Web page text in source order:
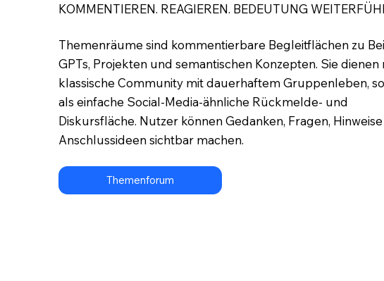
KOMMENTIEREN. REAGIEREN. BEDEUTUNG
Themenräume sind kommentierbare Begleitflächen zu
GPTs, Projekten und semantischen Konzepten. Sie dienen
klassische Community mit dauerhaftem Gruppenleben,
als einfache Social-Media-ähnliche Rückmelde- und
Diskursfläche. Nutzer können Gedanken, Fragen,
Anschlussideen sichtbar machen.
Themenforum